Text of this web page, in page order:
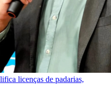
licenças de padarias,